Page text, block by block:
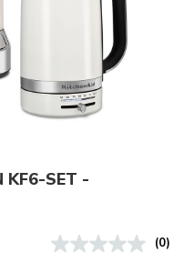
KF6-SET -
(0)